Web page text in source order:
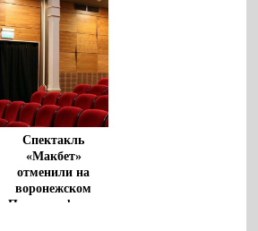
Спектакль
«Макбет»
отменили на
воронежском
Платоновфесте